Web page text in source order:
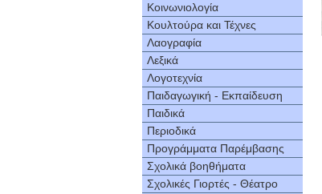
Κοινωνιολογία
Κουλτούρα και Τέχνες
Λαογραφία
Λεξικά
Λογοτεχνία
Παιδαγωγική - Εκπαίδευση
Παιδικά
Περιοδικά
Προγράμματα Παρέμβασης
Σχολικά βοηθήματα
Σχολικές Γιορτές - Θέατρο